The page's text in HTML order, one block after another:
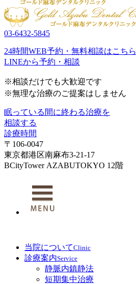
03-6432-5845
24時間WEB予約・無料相談はこちら
LINEから予約・相談
※相談だけでも大歓迎です
※無理な治療のご提案はしません
眠っている間に終わる治療を
相談する
診療時間
〒106-0047
東京都港区南麻布3-21-17
BCityTower AZABUTOKYO 12階
当院についてClinic
診療案内Service
静脈内鎮静法
短期集中治療